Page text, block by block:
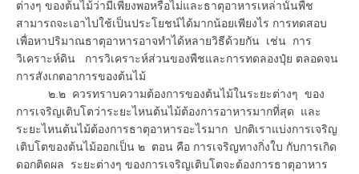
ต่างๆ ของต้นไม้ว่ามีเพียงพอหรือไม่และธาตุอาหารเหล่านั้นพืช
สามารถจะเอาไปใช้เป็นประโยชน์ได้มากน้อยเพียงไร การทดสอบ
เพื่อหาปริมาณธาตุอาหารอาจทำได้หลายวิธีด้วยกัน เช่น การ
วิเคราะห์ดิน การวิเคราะห์ส่วนของพืชและการทดลองปุ๋ย ตลอดจน
การสังเกตอาการของต้นไม้
๒.๒ ควรทราบความต้องการของต้นไม้ในระยะต่างๆ ของ
การเจริญเติบโตว่าระยะไหนต้นไม้ต้องการอาหารมากที่สุด และ
ระยะไหนต้นไม้ต้องการธาตุอาหารอะไรมาก ปกติเราแบ่งการเจริญ
เติบโตของต้นไม้ออกเป็น ๒ ตอน คือ การเจริญทางกิ่งใบ กับการเกิด
ดอกติดผล ระยะต่างๆ ของการเจริญเติบโตจะต้องการธาตุอาหาร